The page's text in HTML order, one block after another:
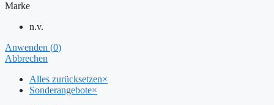
Marke
n.v.
Anwenden (0)
Abbrechen
Alles zurücksetzen×
Sonderangebote×